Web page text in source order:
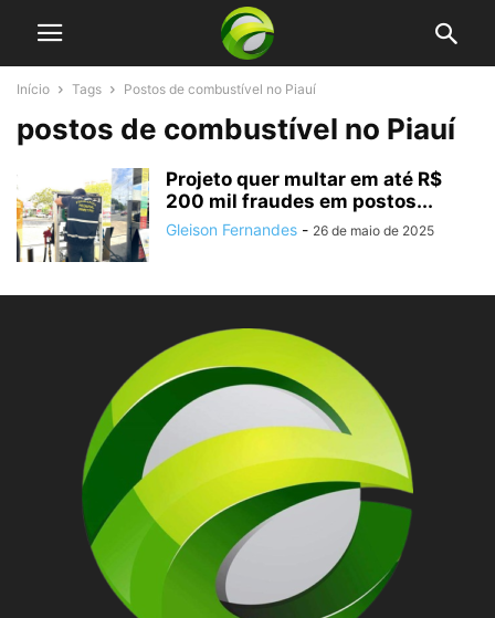
Início Tags Postos de combustível no Piauí
postos de combustível no Piauí
Projeto quer multar em até R$
200 mil fraudes em postos...
Gleison Fernandes - 26 de maio de 2025